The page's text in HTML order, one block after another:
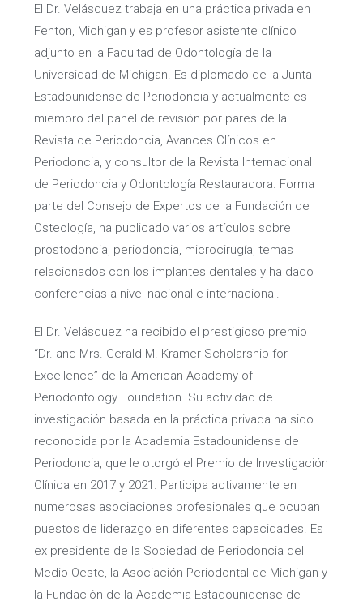
El Dr. Velásquez trabaja en una práctica privada en
Fenton, Michigan y es profesor asistente clínico
adjunto en la Facultad de Odontología de la
Universidad de Michigan. Es diplomado de la Junta
Estadounidense de Periodoncia y actualmente es
miembro del panel de revisión por pares de la
Revista de Periodoncia, Avances Clínicos en
Periodoncia, y consultor de la Revista Internacional
de Periodoncia y Odontología Restauradora. Forma
parte del Consejo de Expertos de la Fundación de
Osteología, ha publicado varios artículos sobre
prostodoncia, periodoncia, microcirugía, temas
relacionados con los implantes dentales y ha dado
conferencias a nivel nacional e internacional.
El Dr. Velásquez ha recibido el prestigioso premio
“Dr. and Mrs. Gerald M. Kramer Scholarship for
Excellence” de la American Academy of
Periodontology Foundation. Su actividad de
investigación basada en la práctica privada ha sido
reconocida por la Academia Estadounidense de
Periodoncia, que le otorgó el Premio de Investigación
Clínica en 2017 y 2021. Participa activamente en
numerosas asociaciones profesionales que ocupan
puestos de liderazgo en diferentes capacidades. Es
ex presidente de la Sociedad de Periodoncia del
Medio Oeste, la Asociación Periodontal de Michigan y
la Fundación de la Academia Estadounidense de